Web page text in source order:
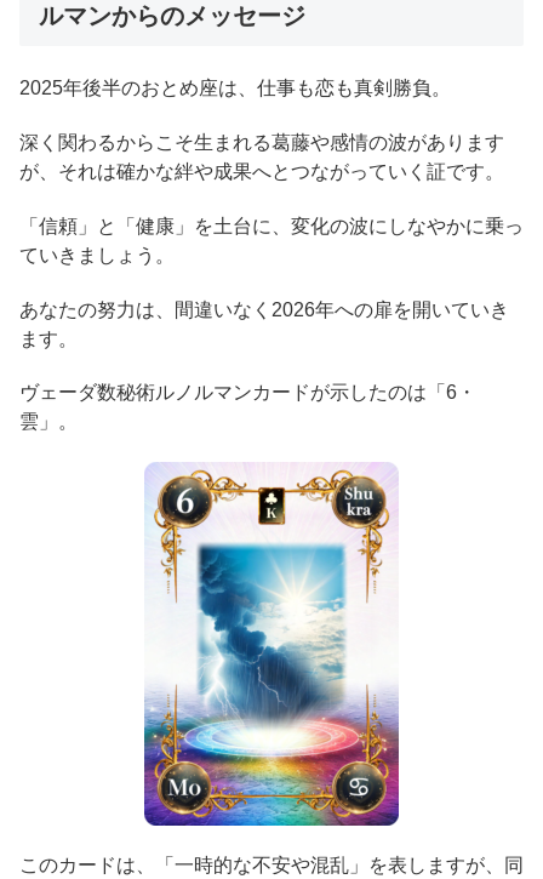
ルマンからのメッセージ
2025年後半のおとめ座は、仕事も恋も真剣勝負。
深く関わるからこそ生まれる葛藤や感情の波があります
が、それは確かな絆や成果へとつながっていく証です。
「信頼」と「健康」を土台に、変化の波にしなやかに乗っ
ていきましょう。
あなたの努力は、間違いなく2026年への扉を開いていき
ます。
ヴェーダ数秘術ルノルマンカードが示したのは「6・
雲」。
このカードは、「一時的な不安や混乱」を表しますが、同